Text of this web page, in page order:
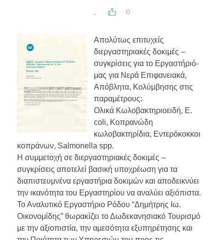
0
Απολύτως επιτυχείς
διεργαστηριακές δοκιμές –
συγκρίσεις για το Εργαστήριό-
μας για Νερά Επιφανειακά,
Απόβλητα, Κολύμβησης στις
παραμέτρους:
Ολικά Κωλοβακτηριοειδή, E.
coli, Κοπρανώδη
κωλοβακτηρίδια, Εντερόκοκκοι
κοπράνων, Salmonella spp.
Η συμμετοχή σε διεργαστηριακές δοκιμές –
συγκρίσεις αποτελεί βασική υποχρέωση για τα
διαπιστευμνένα εργαστήρια δοκιμών και αποδεικνύει
την ικανότητα του Εργαστηρίου να αναλύει αξιόπιστα.
Το Αναλυτικό Εργαστήριο Ρόδου “Δημήτρης Ιω.
Οικονομίδης” θωρακίζει το Δωδεκανησιακό Τουρισμό
με την αξιοπιστία, την αμεσότητα εξυπηρέτησης και